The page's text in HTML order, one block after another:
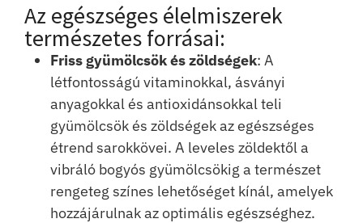
Az egészséges élelmiszerek
természetes forrásai:
Friss gyümölcsök és zöldségek: A
létfontosságú vitaminokkal, ásványi
anyagokkal és antioxidánsokkal teli
gyümölcsök és zöldségek az egészséges
étrend sarokkövei. A leveles zöldektől a
vibráló bogyós gyümölcsökig a természet
rengeteg színes lehetőséget kínál, amelyek
hozzájárulnak az optimális egészséghez.